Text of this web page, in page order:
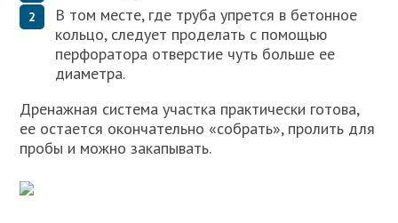
В том месте, где труба упрется в бетонное
кольцо, следует проделать с помощью
перфоратора отверстие чуть больше ее
диаметра.
Дренажная система участка практически готова,
ее остается окончательно «собрать», пролить для
пробы и можно закапывать.